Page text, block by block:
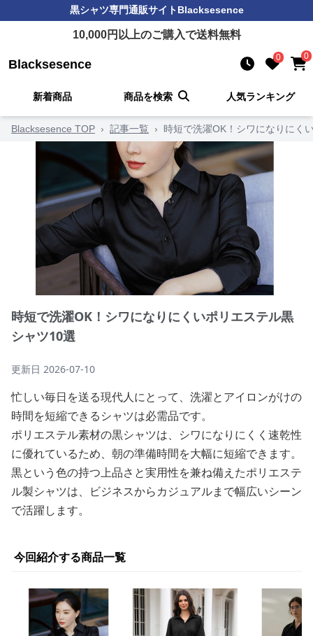
黒シャツ専門通販サイトBlacksesence
10,000円以上のご購入で送料無料
Blacksesence 0 0
新着商品 商品を検索 人気ランキング
Blacksesence TOP › 記事一覧 › 時短で洗濯OK！シワになりにく
時短で洗濯OK！シワになりにくいポリエステル黒
シャツ10選
更新日 2026-07-10
忙しい毎日を送る現代人にとって、洗濯とアイロンがけの
時間を短縮できるシャツは必需品です。
ポリエステル素材の黒シャツは、シワになりにくく速乾性
に優れているため、朝の準備時間を大幅に短縮できます。
黒という色の持つ上品さと実用性を兼ね備えたポリエステ
ル製シャツは、ビジネスからカジュアルまで幅広いシーン
で活躍します。
今回紹介する商品一覧